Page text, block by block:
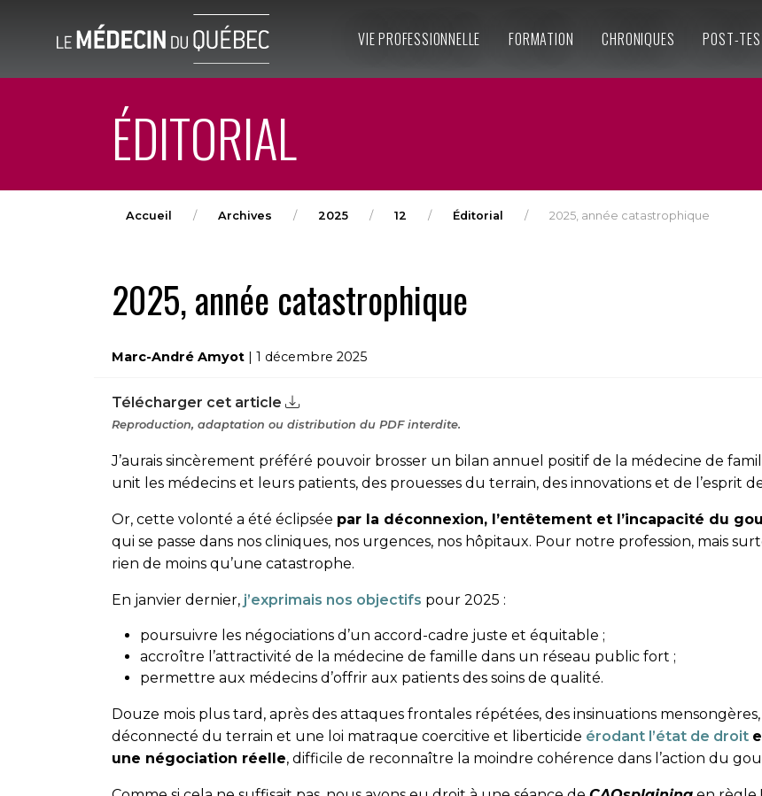
VIE PROFESSIONNELLE FORMATION CHRONIQUES POST-
ÉDITORIAL
Accueil Archives 2025 12 Éditorial 2025, année catastrophique
2025, année catastrophique
Marc-André Amyot | 1 décembre 2025
Télécharger cet article
Reproduction, adaptation ou distribution du PDF interdite.
J’aurais sincèrement préféré pouvoir brosser un bilan annuel positif de la médecine de
unit les médecins et leurs patients, des prouesses du terrain, des innovations et de l’esprit
Or, cette volonté a été éclipsée par la déconnexion, l’entêtement et l’incapacité du
qui se passe dans nos cliniques, nos urgences, nos hôpitaux. Pour notre profession, mais
rien de moins qu’une catastrophe.
En janvier dernier, j’exprimais nos objectifs pour 2025 :
poursuivre les négociations d’un accord-cadre juste et équitable ;
accroître l’attractivité de la médecine de famille dans un réseau public fort ;
permettre aux médecins d’offrir aux patients des soins de qualité.
Douze mois plus tard, après des attaques frontales répétées, des insinuations
déconnecté du terrain et une loi matraque coercitive et liberticide érodant l’état de droit
une négociation réelle, difficile de reconnaître la moindre cohérence dans l’action du